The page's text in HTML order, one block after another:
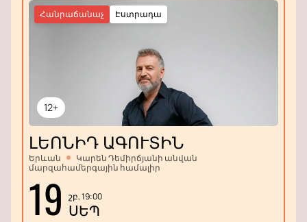
12+
Էստրադա
Հանրաճանաչ
ԼԵՈՆԻԴ ԱԳՈՒՏԻՆ
Երևան
Կարեն Դեմիրճյանի անվան
մարզահամերգային համալիր
19 շբ, 19:00
ՍԵՊ